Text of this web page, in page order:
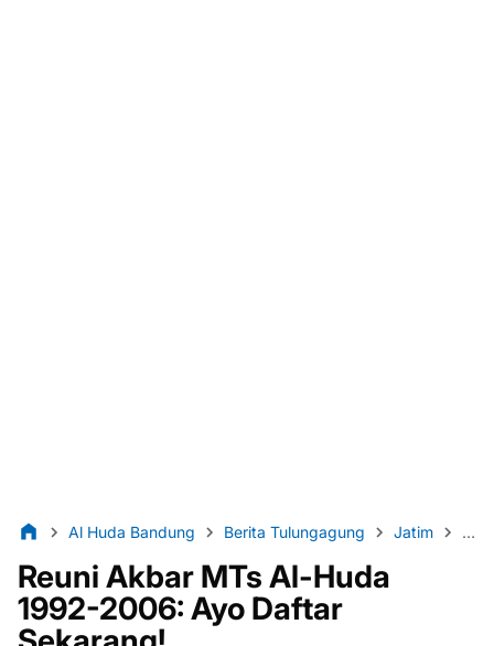
Al Huda Bandung Berita Tulungagung Jatim
Reuni Akbar MTs Al-Huda
1992-2006: Ayo Daftar